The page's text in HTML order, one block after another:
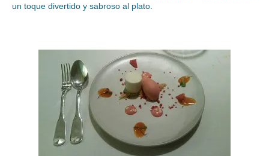
un toque divertido y sabroso al plato.